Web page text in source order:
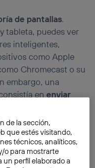
de pantallas.
tableta, puedes ver
inteligentes,
como Apple
Chromecast o su
embargo, una
enenviar
compatible
dispositivo con
de la sección,
que estés visitando,
técnicos, analíticos,
o para mostrarte
un perfil elaborado a